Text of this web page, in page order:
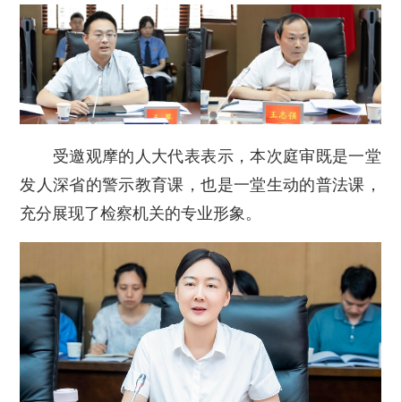
受邀观摩的人大代表表示，本次庭审既是一堂
发人深省的警示教育课，也是一堂生动的普法课，
充分展现了检察机关的专业形象。